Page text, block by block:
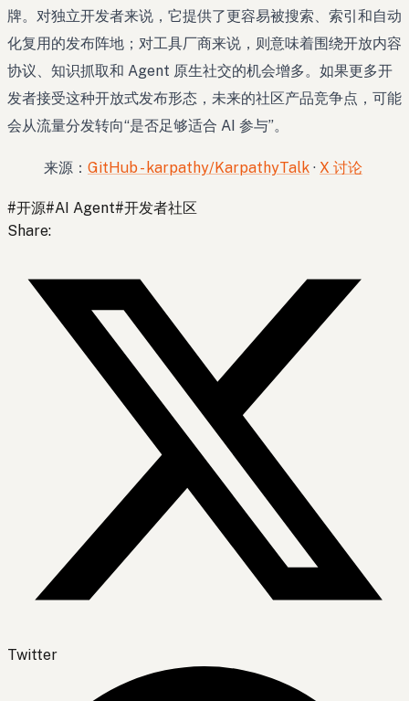
牌。对独立开发者来说，它提供了更容易被搜索、索引和自动
化复用的发布阵地；对工具厂商来说，则意味着围绕开放内容
协议、知识抓取和 Agent 原生社交的机会增多。如果更多开
发者接受这种开放式发布形态，未来的社区产品竞争点，可能
会从流量分发转向“是否足够适合 AI 参与”。
来源： GitHub - karpathy/KarpathyTalk · X 讨论
#开源#AI Agent#开发者社区
Share:
Twitter